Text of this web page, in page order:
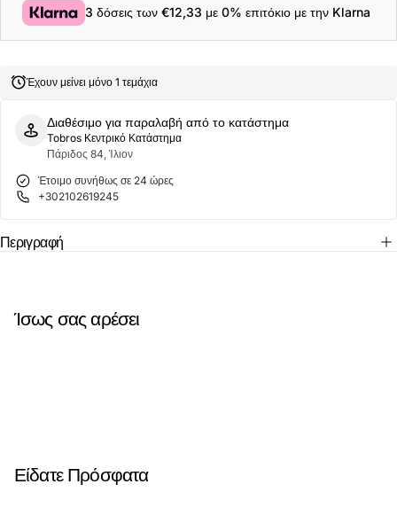
ώμου
Caterpillar
ώμου
Caterpillar
3 δόσεις των€12,33 με 0% επιτόκιο με την Klarna
Έχουν μείνει μόνο 1 τεμάχια
Διαθέσιμο για παραλαβή από το κατάστημα
Tobros Κεντρικό Κατάστημα
Πάριδος 84, Ίλιον
Έτοιμο συνήθως σε 24 ώρες
+302102619245
Περιγραφή
Ίσως σας αρέσει
Είδατε Πρόσφατα